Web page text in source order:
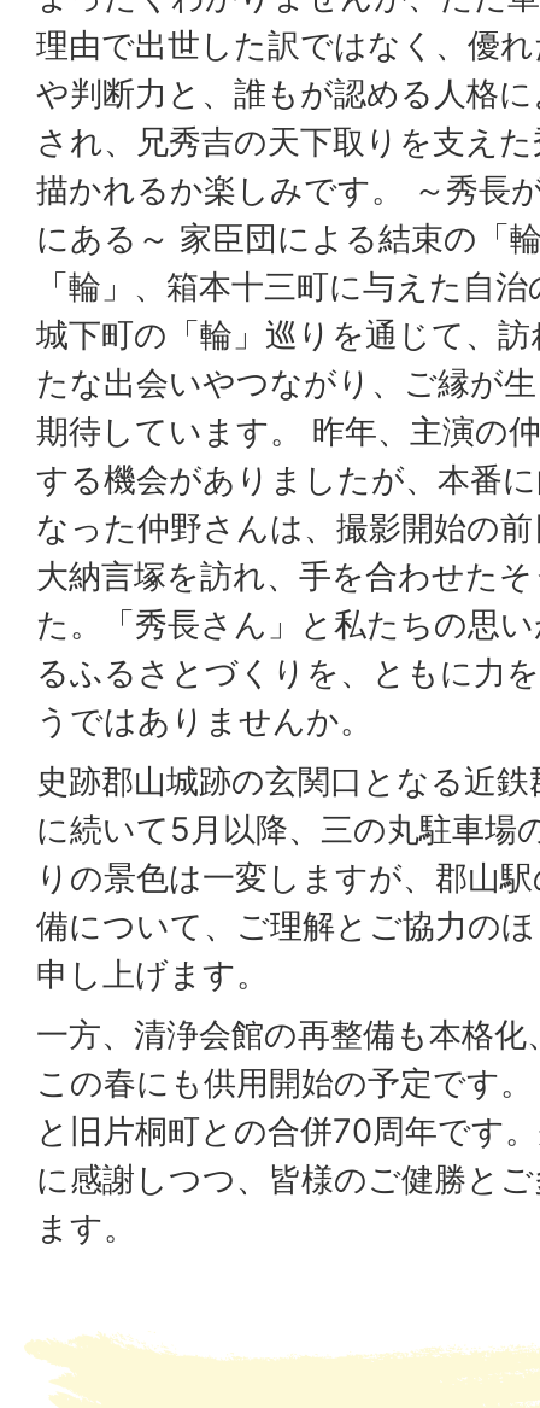
理由で出世した訳ではなく、優
や判断力と、誰もが認める人格
され、兄秀吉の天下取りを支え
描かれるか楽しみです。 ～秀長
にある～ 家臣団による結束の「
「輪」、箱本十三町に与えた自
城下町の「輪」巡りを通じて、
たな出会いやつながり、ご縁が
期待しています。 昨年、主演の
する機会がありましたが、本番
なった仲野さんは、撮影開始の
大納言塚を訪れ、手を合わせた
た。「秀長さん」と私たちの思
るふるさとづくりを、ともに力
うではありませんか。
史跡郡山城跡の玄関口となる近
に続いて5月以降、三の丸駐車場
りの景色は一変しますが、郡山
備について、ご理解とご協力の
申し上げます。
一方、清浄会館の再整備も本格
この春にも供用開始の予定です
と旧片桐町との合併70周年です
に感謝しつつ、皆様のご健勝と
ます。